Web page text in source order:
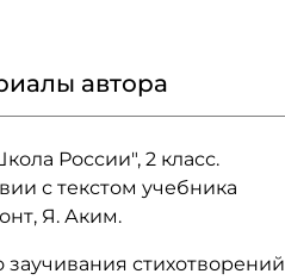
автора
России", 2 класс.
с текстом учебника
Я. Аким.